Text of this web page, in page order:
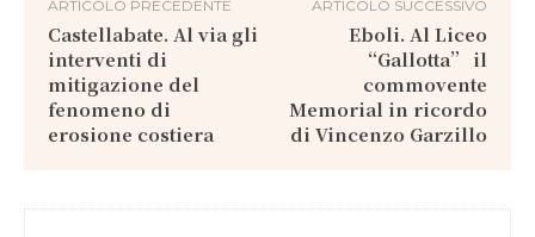
ARTICOLO PRECEDENTE
Castellabate. Al via gli
interventi di
mitigazione del
fenomeno di
erosione costiera
ARTICOLO SUCCESSIVO
Eboli. Al Liceo
“Gallotta” il
commovente
Memorial in ricordo
di Vincenzo Garzillo